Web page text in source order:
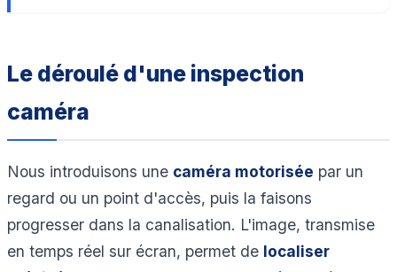
Le déroulé d'une inspection
caméra
Nous introduisons une caméra motorisée par un
regard ou un point d'accès, puis la faisons
progresser dans la canalisation. L'image, transmise
en temps réel sur écran, permet de localiser